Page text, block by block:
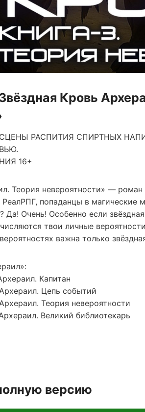
Кровь
РАСПИТИЯ СПИРТНЫХ
16+
Теория невероятности» —
РеалРПГ, попаданцы в магические
Да! Очень! Особенно если
твои личные
важна только
Капитан
Цепь событий
Теория невероятности
Великий библиотекарь
версию